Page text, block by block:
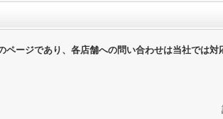
ージであり、各店舗への問い合わせは当社では対